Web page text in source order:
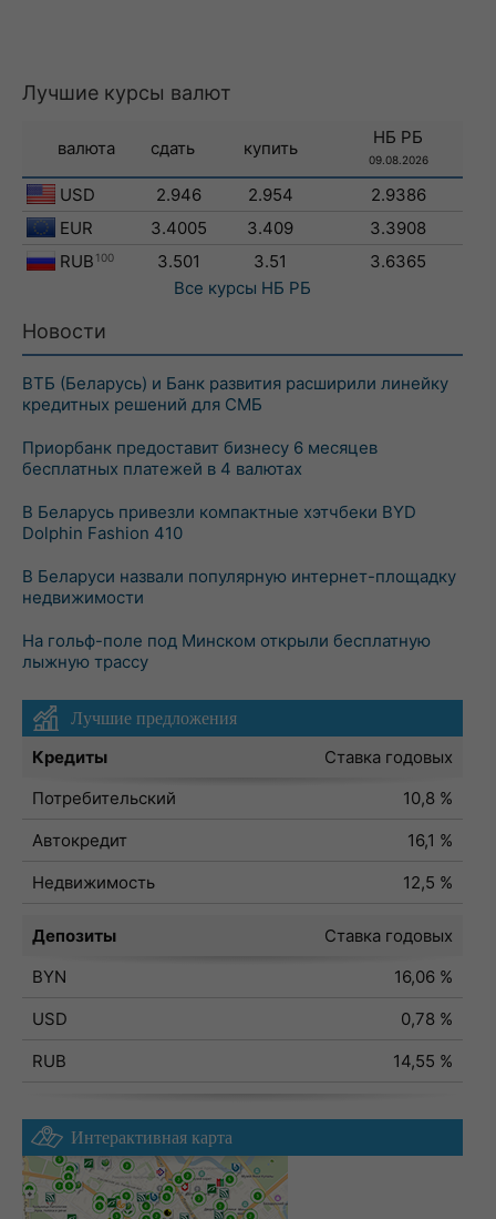
Лучшие курсы валют
валюта сдать купить
НБ РБ
09.08.2026
USD 2.946 2.954
2.9386
EUR
3.4005 3.409
3.3908
RUB 100 3.501 3.51
3.6365
Все курсы НБ РБ
Новости
ВТБ (Беларусь) и Банк развития расширили линейку
кредитных решений для СМБ
Приорбанк предоставит бизнесу 6 месяцев
бесплатных платежей в 4 валютах
В Беларусь привезли компактные хэтчбеки BYD
Dolphin Fashion 410
В Беларуси назвали популярную интернет-площадку
недвижимости
На гольф-поле под Минском открыли бесплатную
лыжную трассу
Лучшие предложения
Кредиты
Ставка годовых
Потребительский
10,8 %
Автокредит
16,1 %
Недвижимость
12,5 %
Депозиты
Ставка годовых
BYN
16,06 %
USD
0,78 %
RUB
14,55 %
Интерактивная карта